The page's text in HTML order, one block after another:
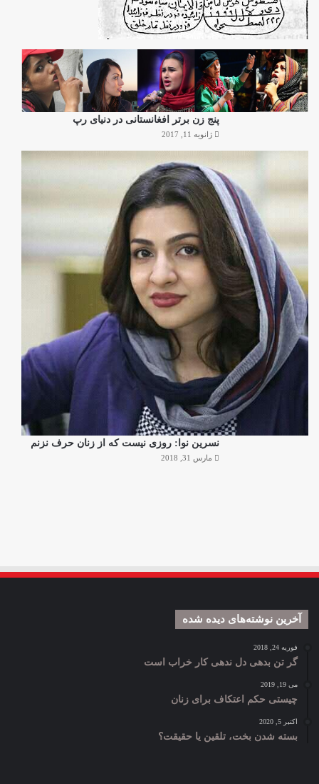
پنج زن برتر افغانستانی در دنیای رپ
ژانویه 11, 2017
نسرین نوا: روزی نیست که از زنان حرف نزنم
مارس 31, 2018
آخرین نوشته‌های دیده شده
فوریه 24, 2018
گر تن بدهی دل ندهی کار خراب است
می 19, 2019
چیستی حکم اعتکاف برای زنان
اکتبر 5, 2020
بسته شدن بخت، تلقین یا حقیقت؟